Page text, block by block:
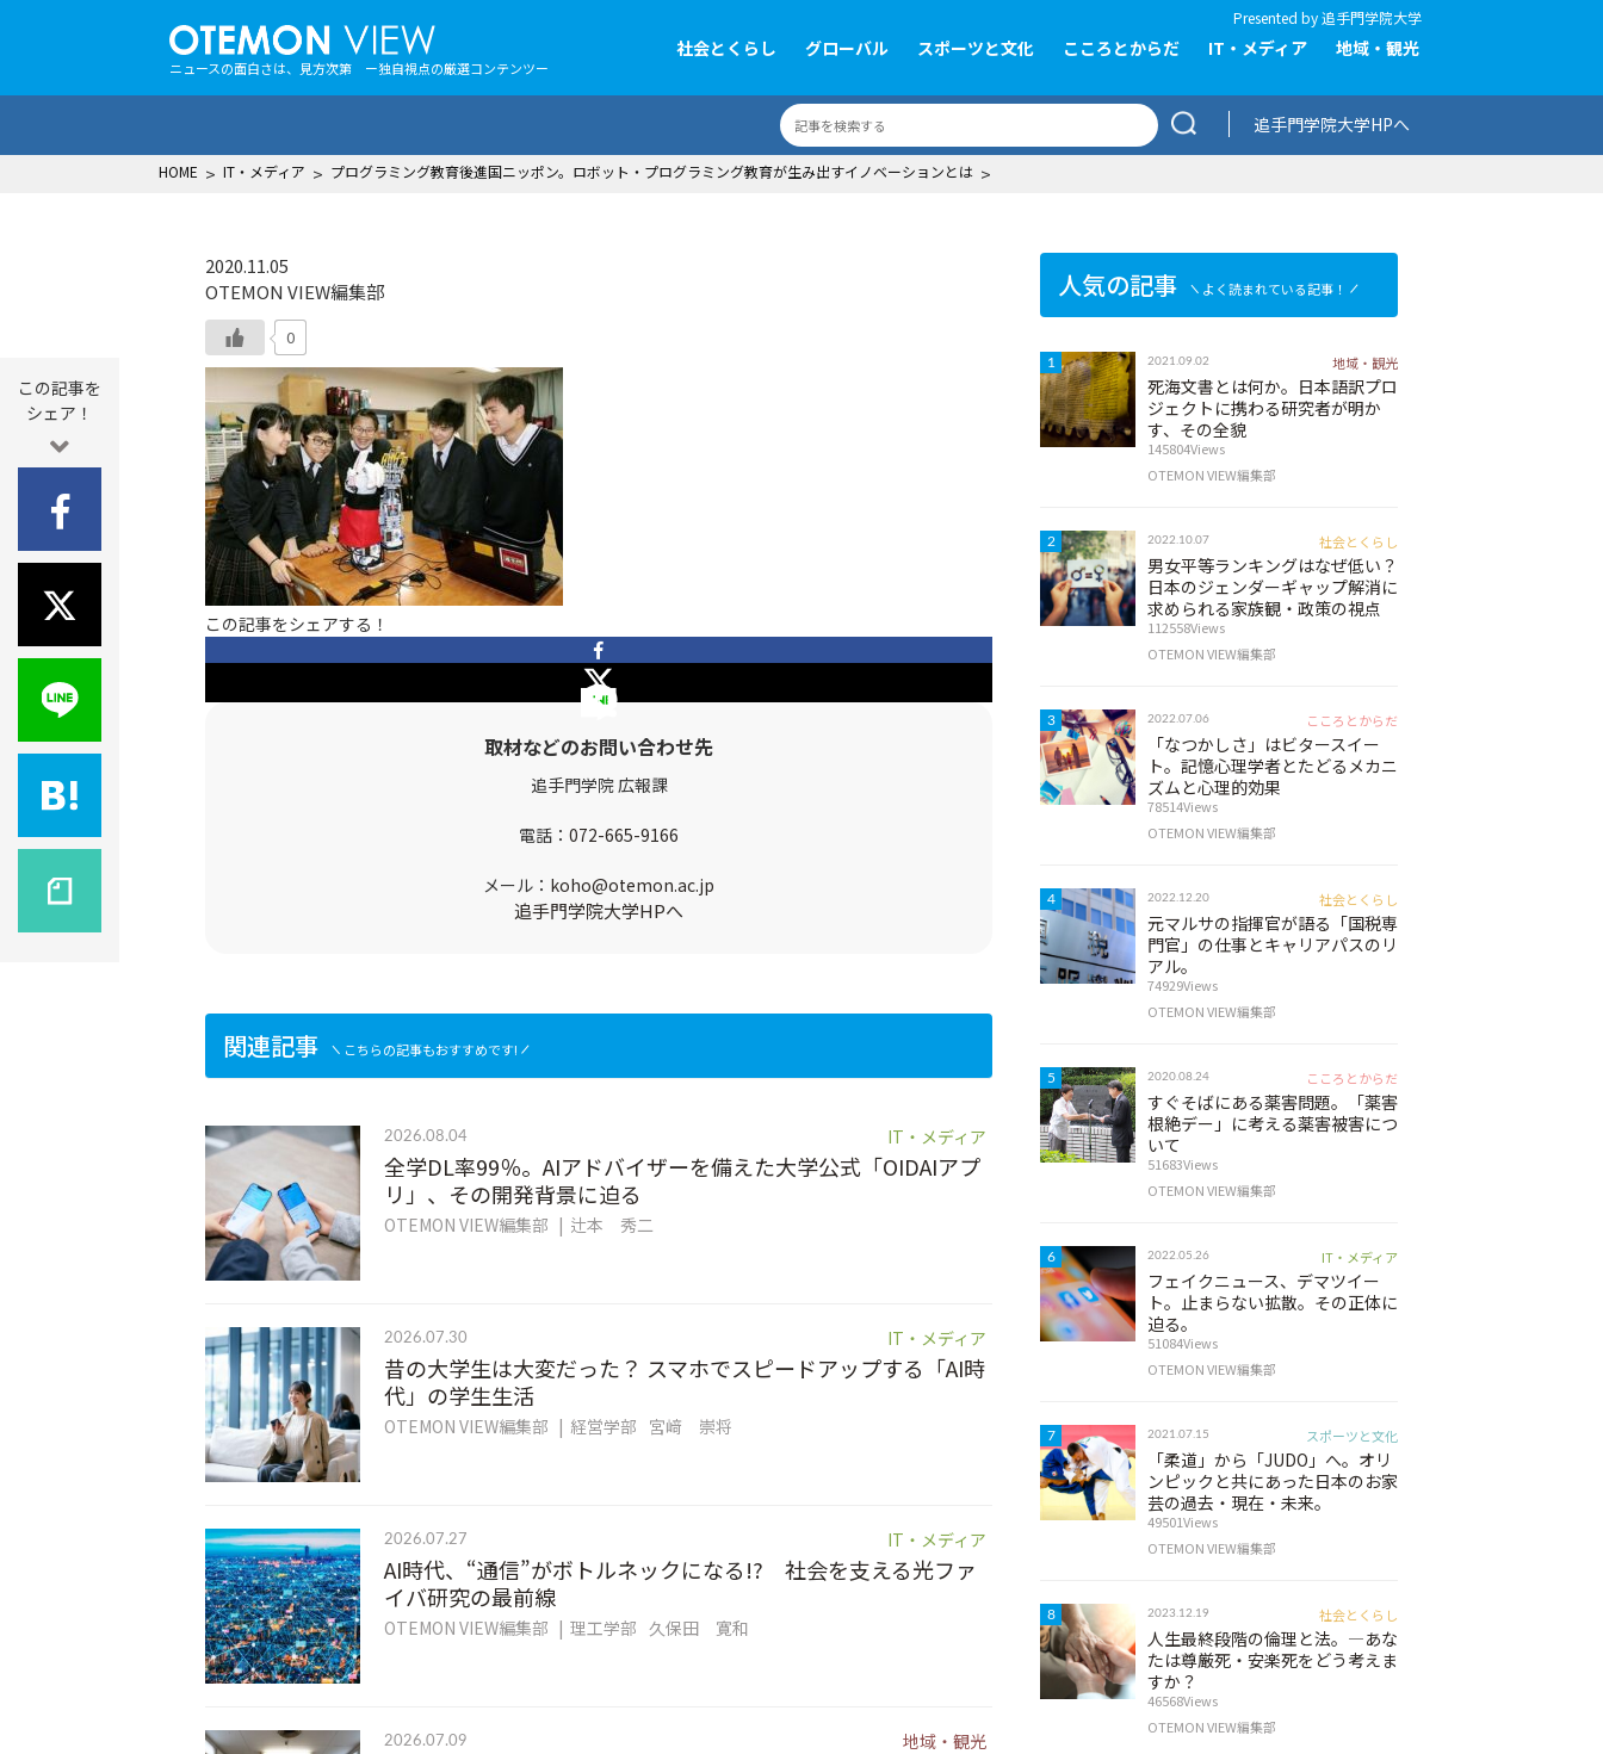
ニュースの面白さは、見方次第 ー独自視点の厳選コンテンツー
Presented by追手門学院大学
社会とくらし グローバル スポーツと文化 こころとからだ IT・メディア 地域・観光
追手門学院大学HPへ
HOME > IT・メディア > プログラミング教育後進国ニッポン。ロボット・プログラミング教育が生み出すイノベーションとは >
2020.11.05
OTEMON VIEW編集部
0
この記事をシェアする！
取材などのお問い合わせ先
追手門学院 広報課
電話： 072-665-9166
メール： koho@otemon.ac.jp
追手門学院大学HPへ
関連記事 こちらの記事もおすすめです!
2026.08.04 IT・メディア
全学DL率99％。AIアドバイザーを備えた大学公式「OIDAIアプ
リ」、その開発背景に迫る
OTEMON VIEW編集部 辻本 秀二
2026.07.30 IT・メディア
昔の大学生は大変だった？ スマホでスピードアップする「AI時
代」の学生生活
OTEMON VIEW編集部 経営学部 宮﨑 崇将
2026.07.27 IT・メディア
AI時代、“通信”がボトルネックになる!? 社会を支える光ファ
イバ研究の最前線
OTEMON VIEW編集部 理工学部 久保田 寛和
2026.07.09 地域・観光
人気の記事 よく読まれている記事！
1 2021.09.02 地域・観光
死海文書とは何か。日本語訳プロ
ジェクトに携わる研究者が明か
す、その全貌
145804Views
OTEMON VIEW編集部
2 2022.10.07 社会とくらし
男女平等ランキングはなぜ低い？
日本のジェンダーギャップ解消に
求められる家族観・政策の視点
112558Views
OTEMON VIEW編集部
3 2022.07.06 こころとからだ
「なつかしさ」はビタースイー
ト。記憶心理学者とたどるメカニ
ズムと心理的効果
78514Views
OTEMON VIEW編集部
4 2022.12.20 社会とくらし
元マルサの指揮官が語る「国税専
門官」の仕事とキャリアパスのリ
アル。
74929Views
OTEMON VIEW編集部
5 2020.08.24 こころとからだ
すぐそばにある薬害問題。「薬害
根絶デー」に考える薬害被害につ
いて
51683Views
OTEMON VIEW編集部
6 2022.05.26 IT・メディア
フェイクニュース、デマツイー
ト。止まらない拡散。その正体に
迫る。
51084Views
OTEMON VIEW編集部
7 2021.07.15 スポーツと文化
「柔道」から「JUDO」へ。オリ
ンピックと共にあった日本のお家
芸の過去・現在・未来。
49501Views
OTEMON VIEW編集部
8 2023.12.19 社会とくらし
人生最終段階の倫理と法。―あな
たは尊厳死・安楽死をどう考えま
すか？
46568Views
OTEMON VIEW編集部
この記事を
シェア！